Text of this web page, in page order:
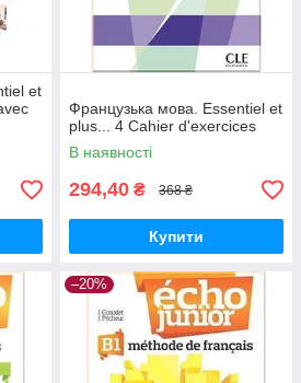
et
Французька мова. Essentiel et
plus... 4 Cahier d'exercices
В наявності
294,40 ₴ 368 ₴
Купити
–20%